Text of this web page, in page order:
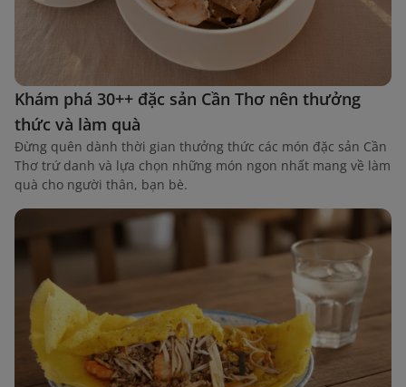
Khám phá 30++ đặc sản Cần Thơ nên thưởng
thức và làm quà
Đừng quên dành thời gian thưởng thức các món đặc sản Cần
Thơ trứ danh và lựa chọn những món ngon nhất mang về làm
quà cho người thân, bạn bè.